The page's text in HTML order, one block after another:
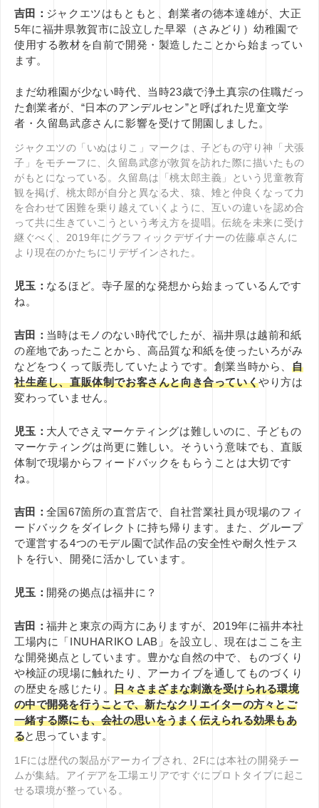
吉田： ジャクエツはもともと、創業者の徳本達雄が、大正
5年に福井県敦賀市に設立した早翠（さみどり）幼稚園で
使用する教材を自前で開発・製造したことから始まってい
ます。
まだ幼稚園が少ない時代、当時23歳で浄土真宗の住職だっ
た創業者が、“日本のアンデルセン”と呼ばれた児童文学
者・久留島武彦さんに影響を受けて開園しました。
ジャクエツの「いぬはりこ」マークは、子どもの守り神「犬張
子」をモチーフに、久留島武彦が敦賀を訪れた際に描いたもの
がもとになっている。久留島は「桃太郎主義」という児童教育
観を掲げ、桃太郎が自分と異なる犬、猿、雉と仲良くなって力
を合わせて困難を乗り越えていくように、互いの違いを認め合
って共に生きていこうという考え方を提唱。伝統を未来に受け
継ぐべく、2019年にグラフィックデザイナーの佐藤卓さんに
より現在のかたちにリデザインされた。
児玉： なるほど。寺子屋的な発想から始まっているんです
ね。
吉田： 当時はモノのない時代でしたが、福井県は越前和紙
の産地であったことから、高品質な和紙を使ったいろがみ
などをつくって販売していたようです。創業当時から、 自
社生産し、直販体制でお客さんと向き合っていくやり方は
変わっていません。
児玉： 大人でさえマーケティングは難しいのに、子どもの
マーケティングは尚更に難しい。そういう意味でも、直販
体制で現場からフィードバックをもらうことは大切です
ね。
吉田：全国67箇所の直営店で、自社営業社員が現場のフィ
ードバックをダイレクトに持ち帰ります。また、グループ
で運営する4つのモデル園で試作品の安全性や耐久性テス
トを行い、開発に活かしています。
児玉： 開発の拠点は福井に？
吉田：福井と東京の両方にありますが、2019年に福井本社
工場内に「INUHARIKO LAB」を設立し、現在はここを主
な開発拠点としています。豊かな自然の中で、ものづくり
や検証の現場に触れたり、アーカイブを通してものづくり
の歴史を感じたり。日々さまざまな刺激を受けられる環境
の中で開発を行うことで、新たなクリエイターの方々とご
一緒する際にも、会社の思いをうまく伝えられる効果もあ
ると思っています。
1Fには歴代の製品がアーカイブされ、2Fには本社の開発チー
ムが集結。アイデアを工場エリアですぐにプロトタイプに起こ
せる環境が整っている。